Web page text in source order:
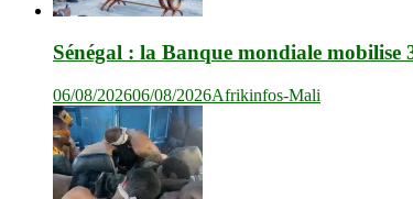
Sénégal : la Banque mondiale
06/08/202606/08/2026Afrikinfos-Mali